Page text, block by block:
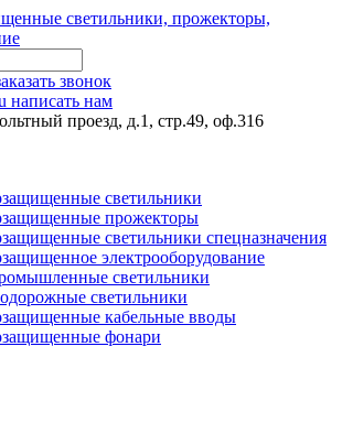
светильники, прожекторы,
звонок
написать нам
проезд, д.1, стр.49, оф.316
светильники
прожекторы
светильники спецназначения
электрооборудование
светильники
светильники
кабельные вводы
фонари